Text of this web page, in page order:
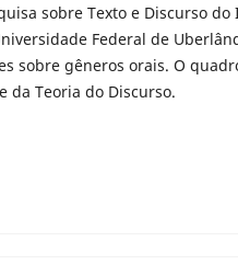
sobre Texto e Discurso
Federal de
sobre gêneros orais. O
da Teoria do Discurso.